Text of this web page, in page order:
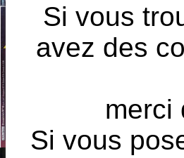
Si vous
avez des
merci
Si vous